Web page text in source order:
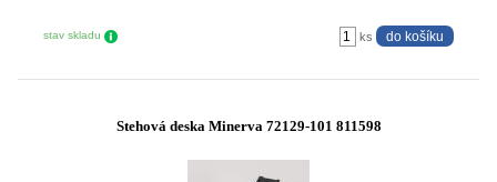
stav skladu ks
Stehová deska Minerva 72129-101 811598